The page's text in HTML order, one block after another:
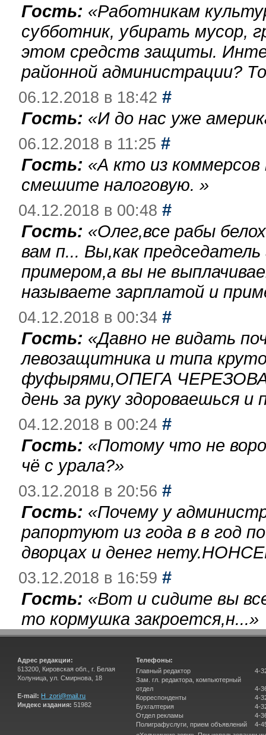
Гость: «Работникам
субботник, убирать мусор,
этом средств защиты.
районной администрации?
06.12.2018 в 18:42 #
Гость: «И до нас уже
06.12.2018 в 11:25 #
Гость: «А кто из
смешите налоговую. »
04.12.2018 в 00:48 #
Гость: «Олег,все рабы
вам п... Вы,как
примером,а вы не
называете зарплатой и
04.12.2018 в 00:34 #
Гость: «Давно не видать
левозащитника и типа
фуфырями,ОПЕГА
день за руку здороваешься
04.12.2018 в 00:24 #
Гость: «Потому что не
чё с урала?»
03.12.2018 в 20:56 #
Гость: «Почему у
рапортуют из года в в год
дворцах и денег
03.12.2018 в 16:59 #
Гость: «Вот и сидите вы
то кормушка закроется,н...»
Адрес редакции:
613200, Кировская обл., г. Белая
Холуница, ул. Смирнова, 18
E-mail: H_zori@mail.ru
Индекс издания: 51982
Телефоны:
Главный редактор
Зам. гл. редактора, компьютерный
отдел
Корреспонденты
Бухгалтерия
Отдел рекламы
Полиграфуслуги, прием объявлений
4-
4-
4-
4-
4-
4-